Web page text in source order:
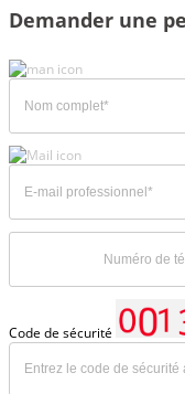
Demander une
Code de sécurité